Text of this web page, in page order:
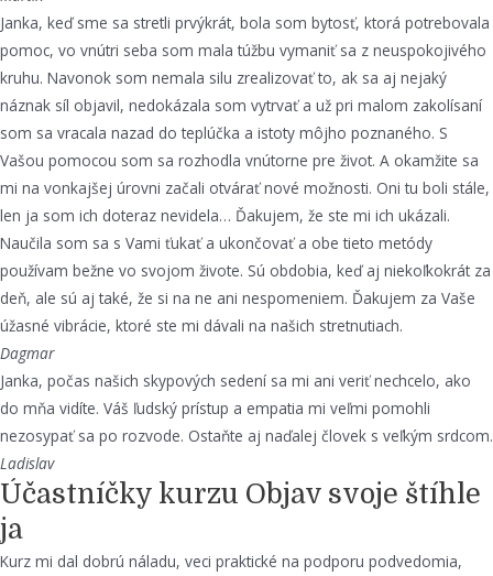
Janka, keď sme sa stretli prvýkrát, bola som bytosť, ktorá potrebovala
pomoc, vo vnútri seba som mala túžbu vymaniť sa z neuspokojivého
kruhu. Navonok som nemala silu zrealizovať to, ak sa aj nejaký
náznak síl objavil, nedokázala som vytrvať a už pri malom zakolísaní
som sa vracala nazad do teplúčka a istoty môjho poznaného. S
Vašou pomocou som sa rozhodla vnútorne pre život. A okamžite sa
mi na vonkajšej úrovni začali otvárať nové možnosti. Oni tu boli stále,
len ja som ich doteraz nevidela… Ďakujem, že ste mi ich ukázali.
Naučila som sa s Vami ťukať a ukončovať a obe tieto metódy
používam bežne vo svojom živote. Sú obdobia, keď aj niekoľkokrát za
deň, ale sú aj také, že si na ne ani nespomeniem. Ďakujem za Vaše
úžasné vibrácie, ktoré ste mi dávali na našich stretnutiach.
Dagmar
Janka, počas našich skypových sedení sa mi ani veriť nechcelo, ako
do mňa vidíte. Váš ľudský prístup a empatia mi veľmi pomohli
nezosypať sa po rozvode. Ostaňte aj naďalej človek s veľkým srdcom.
Ladislav
Účastníčky kurzu Objav svoje štíhle
ja
Kurz mi dal dobrú náladu, veci praktické na podporu podvedomia,